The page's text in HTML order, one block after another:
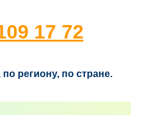
17 72
региону, по стране.